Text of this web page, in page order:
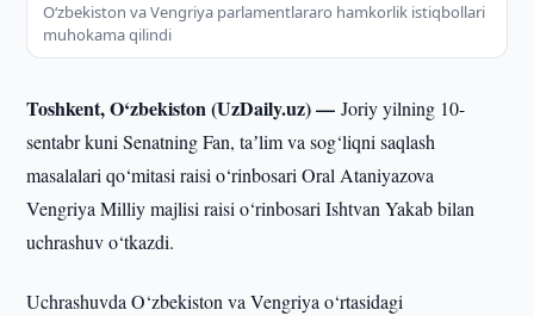
O‘zbekiston va Vengriya parlamentlararo hamkorlik istiqbollari
muhokama qilindi
Toshkent, O‘zbekiston (UzDaily.uz) —Joriy yilning 10-
sentabr kuni Senatning Fan, taʼlim va sog‘liqni saqlash
masalalari qo‘mitasi raisi o‘rinbosari Oral Ataniyazova
Vengriya Milliy majlisi raisi o‘rinbosari Ishtvan Yakab bilan
uchrashuv o‘tkazdi.
Uchrashuvda O‘zbekiston va Vengriya o‘rtasidagi